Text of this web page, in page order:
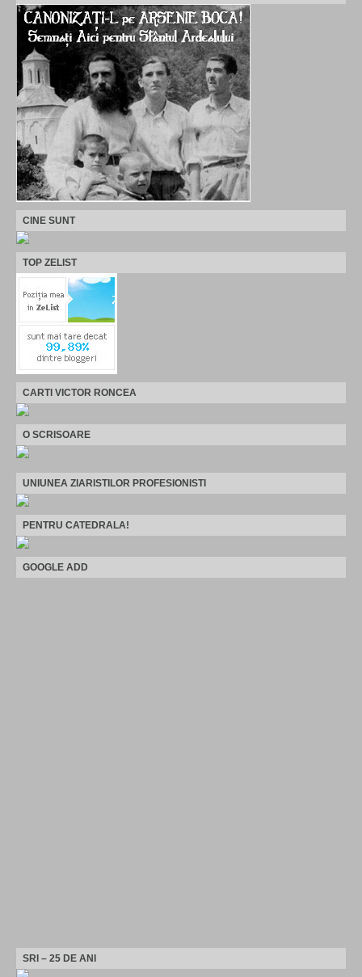
CINE SUNT
TOP ZELIST
CARTI VICTOR RONCEA
O SCRISOARE
UNIUNEA ZIARISTILOR PROFESIONISTI
PENTRU CATEDRALA!
GOOGLE ADD
SRI – 25 DE ANI